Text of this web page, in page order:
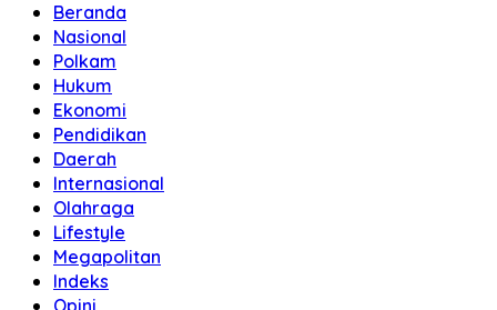
Beranda
Nasional
Polkam
Hukum
Ekonomi
Pendidikan
Daerah
Internasional
Olahraga
Lifestyle
Megapolitan
Indeks